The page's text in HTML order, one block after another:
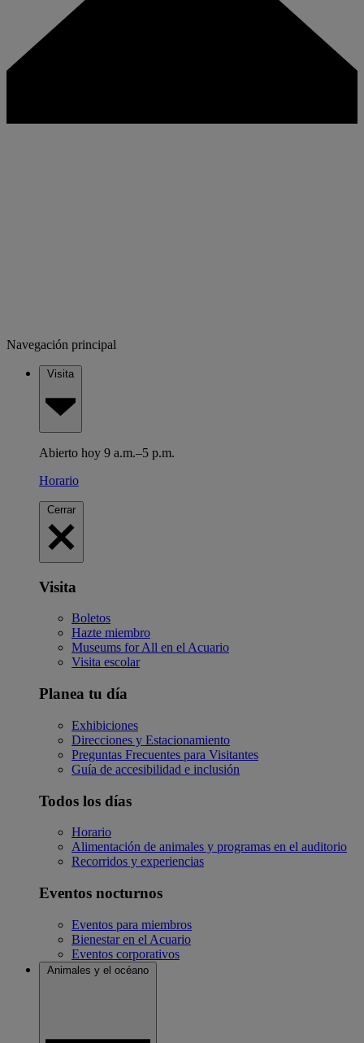
Navegación principal
Visita
Abierto hoy 9 a.m.–5 p.m.
Horario
Cerrar
Visita
Boletos
Hazte miembro
Museums for All en el Acuario
Visita escolar
Planea tu día
Exhibiciones
Direcciones y Estacionamiento
Preguntas Frecuentes para Visitantes
Guía de accesibilidad e inclusión
Todos los días
Horario
Alimentación de animales y programas en el auditorio
Recorridos y experiencias
Eventos nocturnos
Eventos para miembros
Bienestar en el Acuario
Eventos corporativos
Animales y el océano